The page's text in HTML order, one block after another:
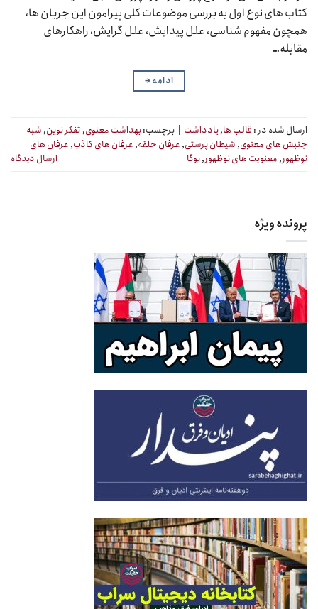
کتاب های نوع اول به بررسی موضوعات کلی پیرامون این جریان ها،
همچون مفهوم شناسی، علل پیدایش، علل گرایش، راهکارهای
مقابله…
ادامه→
ارسال شده در : قالب ها,یادداشت | برچسب:بهداشت معنوی, تفکر نوین, شبه
جنبش های معنوی, شیطان پرستی, عرفان حلقه, عرفان های کاذب, عرفان های
نوظهور, معنویت های نوظهور,یوگا ارسال دیدگاه
پرونده ویژه